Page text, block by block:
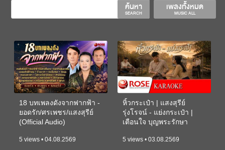
เพลงทั้งหมด
MUSIC ALL
ค้นหา
SEARCH
18 บทเพลงดังจากฟากฟ้า -
ยอดรัก/ศรเพชร/แสงสุรีย์
(Official Audio)
5 views • 04.08.2569
หิ้วกระเป๋า | แสงสุรีย์
รุ่งโรจน์ - แย่งกระเป๋า |
เตือนใจ บุญพระรักษา
5 views • 03.08.2569